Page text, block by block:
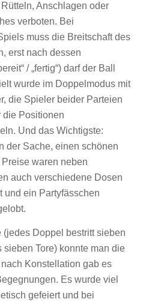
Anschlagen oder
verboten. Bei
muss die Breitschaft des
erst nach dessen
/ „fertig“) darf der Ball
wurde im Doppelmodus mit
die Spieler beider Parteien
die Positionen
Und das Wichtigste:
der Sache, einen schönen
waren neben
auch verschiedene Dosen
und ein Partyfässchen
(jedes Doppel bestritt sieben
sieben Tore) konnte man die
Konstellation gab es
Es wurde viel
gefeiert und bei